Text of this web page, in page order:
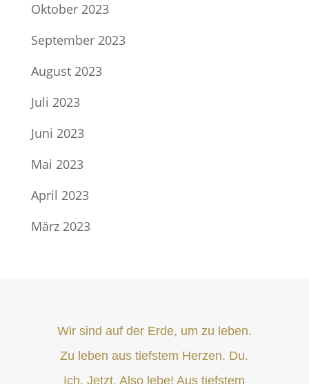
Oktober 2023
September 2023
August 2023
Juli 2023
Juni 2023
Mai 2023
April 2023
März 2023
Wir sind auf der Erde, um zu leben.
Zu leben aus tiefstem Herzen. Du.
Ich. Jetzt. Also lebe! Aus tiefstem